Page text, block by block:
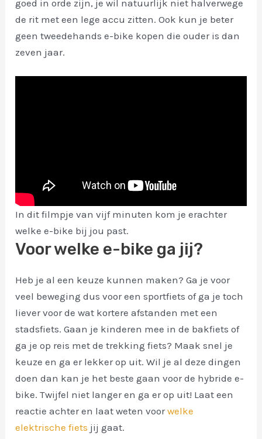
goed in orde zijn, je wil natuurlijk niet halverwege
de rit met een lege accu zitten. Ook kun je beter
geen tweedehands e-bike kopen die ouder is dan
zeven jaar.
In dit filmpje van vijf minuten kom je erachter
welke e-bike bij jou past.
Voor welke e-bike ga jij?
Heb je al een keuze kunnen maken? Ga je voor
veel beweging dus voor een sportfiets of ga je toch
liever voor de wat kortere afstanden met een
stadsfiets. Gaan je kinderen mee in de bakfiets of
ga je op reis met de trekking fiets? Maak snel je
keuze en ga er lekker op uit. Wil je al deze dingen
doen dan kan je het beste gaan voor de hybride e-
bike. Twijfel niet langer en ga er op uit! Laat een
reactie achter en laat weten voorwelke
elektrische fiets jij gaat.